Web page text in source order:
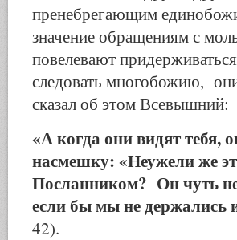
пренебрегающим
значение обращениям с
повелевают
следовать многобожию,
сказал об этом Всевышний:
«А когда они видят тебя,
насмешку: «Неужели же
Посланником? Он чуть
если бы мы не держались
42).